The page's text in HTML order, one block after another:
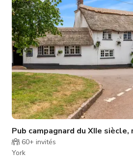
Pub campagnard du XIIe
60+ invités
York